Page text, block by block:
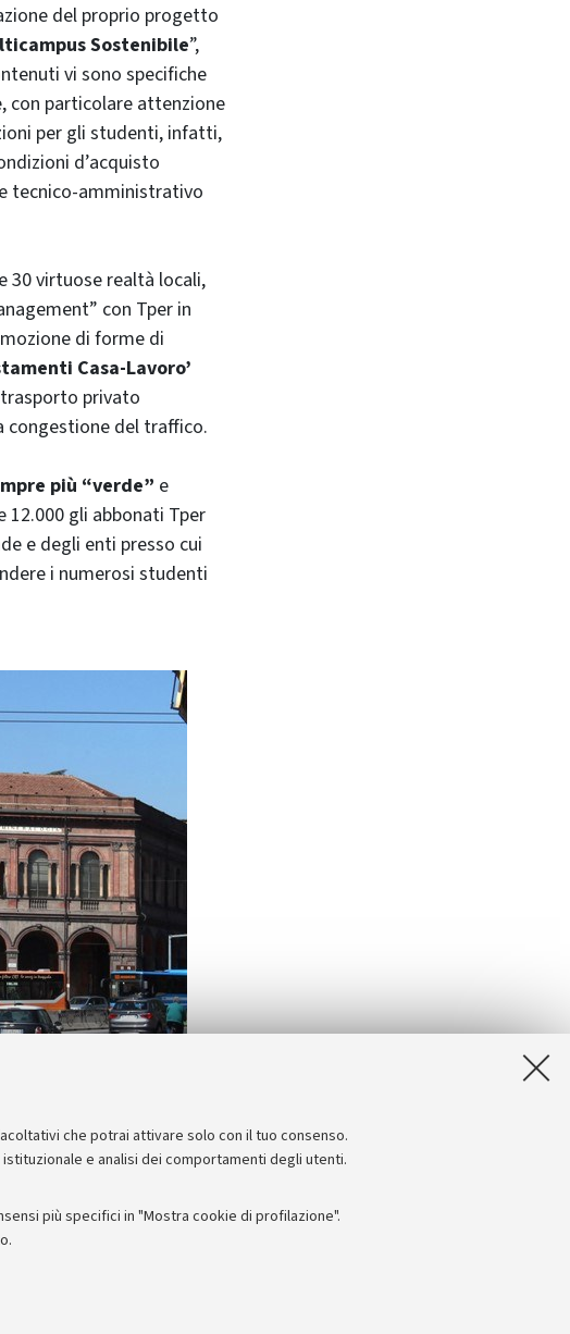
che potrai attivare solo con il tuo consenso.
e analisi dei comportamenti degli utenti.
più specifici in "Mostra cookie di profilazione".
del proprio progetto
Sostenibile”,
vi sono specifiche
con particolare attenzione
per gli studenti, infatti,
d’acquisto
tecnico-amministrativo
30 virtuose realtà locali,
con Tper in
di forme di
Casa-Lavoro’
privato
congestione del traffico.
più “verde” e
gli abbonati Tper
e degli enti presso cui
i numerosi studenti